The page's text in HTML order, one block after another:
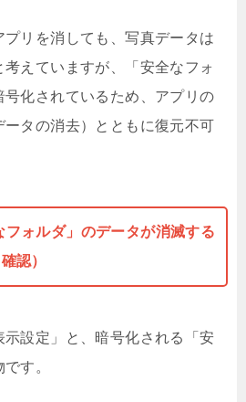
リを消しても、写真データは
えていますが、「安全なフォ
号化されているため、アプリの
タの消去）とともに復元不可
フォルダ」のデータが消滅する
認）
示設定」と、暗号化される「安
す。